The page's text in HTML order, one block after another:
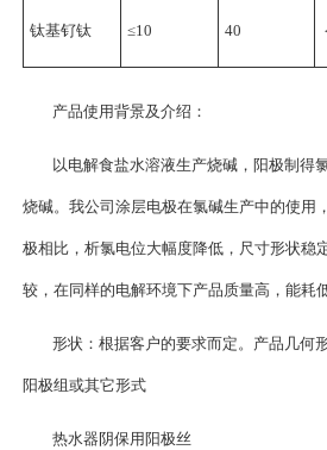
钛基钌钛 ≤10 40
产品使用背景及介绍：
以电解食盐水溶液生产烧碱，阳极制得
烧碱。我公司涂层电极在氯碱生产中的使用
极相比，析氯电位大幅度降低，尺寸形状稳
较，在同样的电解环境下产品质量高，能耗
形状：根据客户的要求而定。产品几何
阳极组或其它形式
热水器阴保用阳极丝